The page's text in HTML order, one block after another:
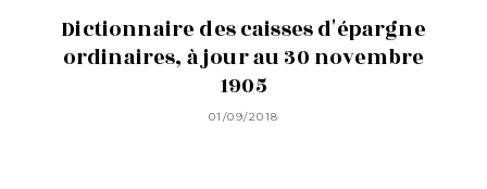
Dictionnaire des caisses d'épargne
ordinaires, à jour au 30 novembre
1905
01/09/2018